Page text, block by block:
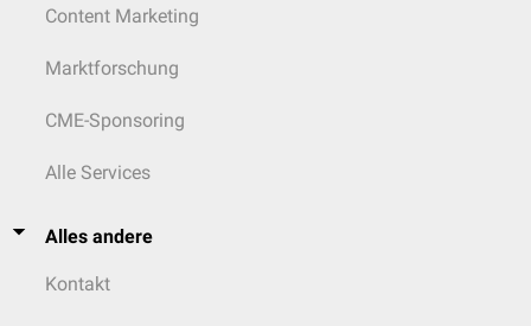
Content Marketing
Marktforschung
CME-Sponsoring
Alle Services
Alles andere
Kontakt